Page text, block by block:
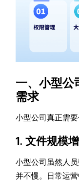
一、小型公
需求
小型公司真正需
1. 文件规模
小型公司虽然人
并不慢。日常运